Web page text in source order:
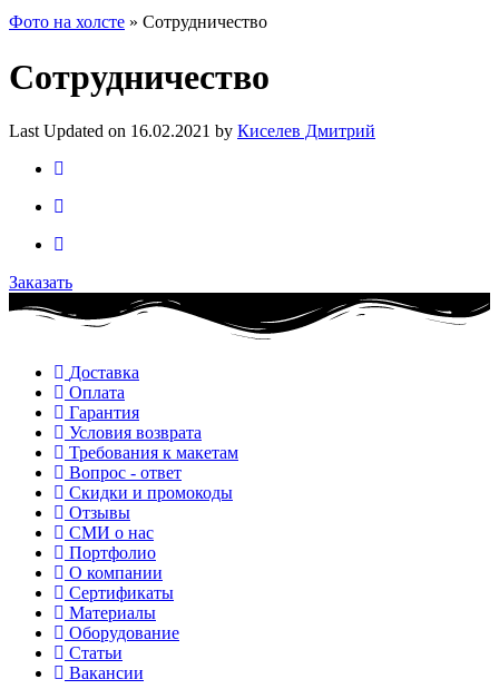
Фото на холсте » Сотрудничество
Сотрудничество
Last Updated on 16.02.2021 by Киселев Дмитрий
Заказать
Доставка
Оплата
Гарантия
Условия возврата
Требования к макетам
Вопрос - ответ
Скидки и промокоды
Отзывы
СМИ о нас
Портфолио
О компании
Сертификаты
Материалы
Оборудование
Статьи
Вакансии